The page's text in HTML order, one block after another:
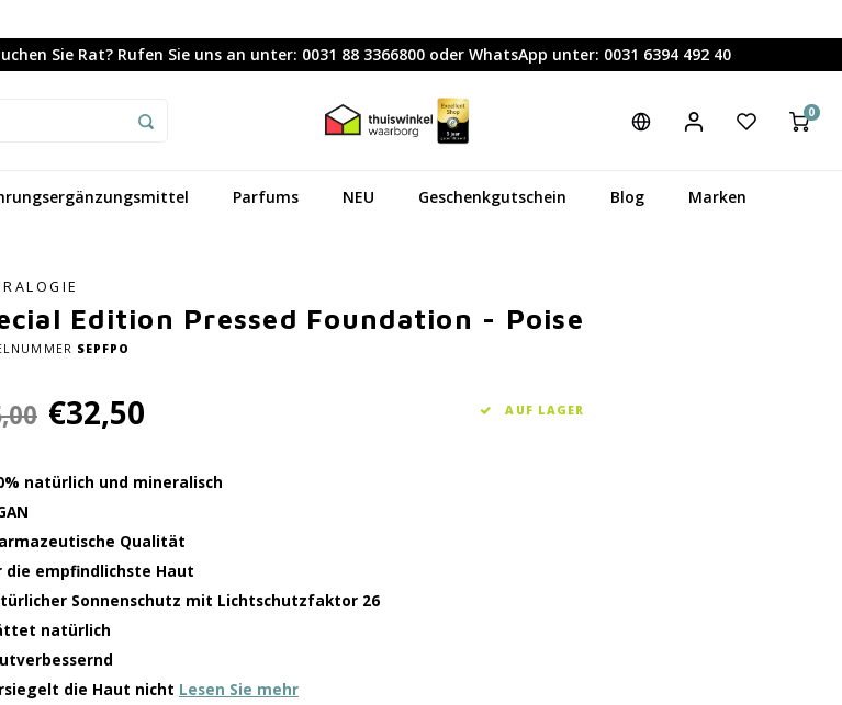
Sie Rat? Rufen Sie uns an unter: 0031 88 3366800 oder WhatsApp unter: 0031 6394 492 40
0
Parfums NEU Geschenkgutschein Blog Marken
Edition Pressed Foundation - Poise
SEPFPO
€32,50 AUF LAGER
natürlich und mineralisch
Qualität
die empfindlichste Haut
Sonnenschutz mit Lichtschutzfaktor 26
natürlich
die Haut nicht Lesen Sie mehr